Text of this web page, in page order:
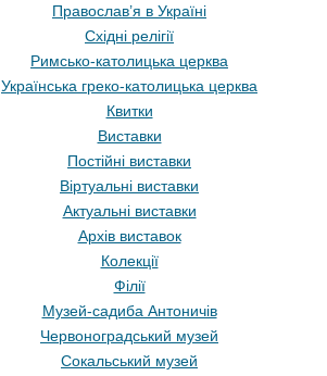
Православ’я в Україні
Східні релігії
Римсько-католицька церква
Українська греко-католицька церква
Квитки
Виставки
Постійні виставки
Віртуальні виставки
Актуальні виставки
Архів виставок
Колекції
Філії
Музей-садиба Антоничів
Червоноградський музей
Сокальський музей